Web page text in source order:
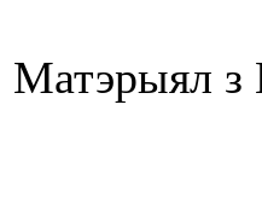
Матэрыял з